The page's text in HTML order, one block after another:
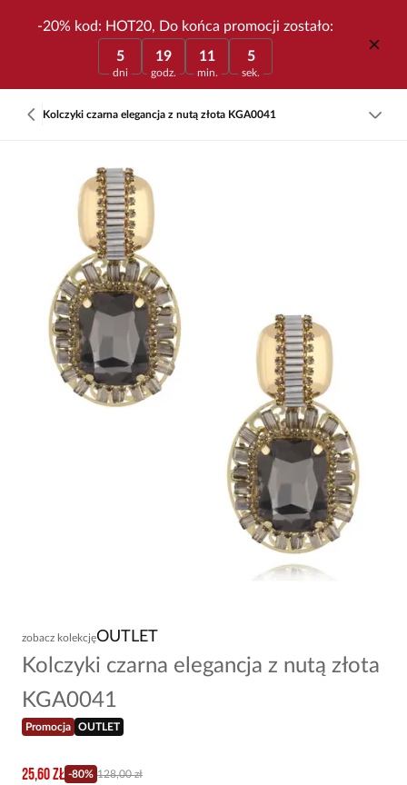
-20% kod: HOT20, Do końca promocji zostało:
5
dni
19
godz.
11
min.
5
sek.
Kolczyki czarna elegancja z nutą złota KGA0041
zobacz kolekcjęOUTLET
Kolczyki czarna elegancja z nutą złota
KGA0041
Promocja OUTLET
25,60 zł -80% 128,00 zł